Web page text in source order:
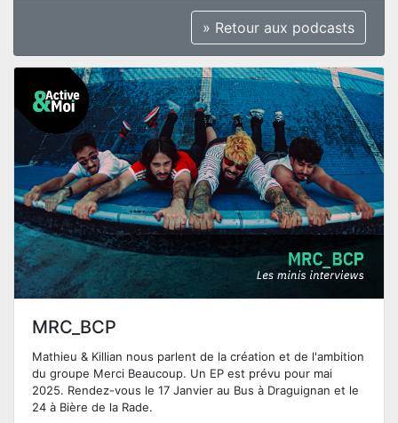
» Retour aux podcasts
MRC_BCP
Mathieu & Killian nous parlent de la création et de l'ambition
du groupe Merci Beaucoup. Un EP est prévu pour mai
2025. Rendez-vous le 17 Janvier au Bus à Draguignan et le
24 à Bière de la Rade.